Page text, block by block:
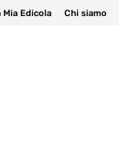
Mia Edicola Chi siamo